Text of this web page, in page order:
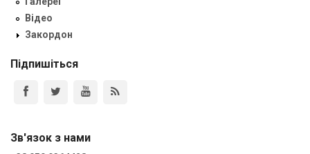
Відео
Закордон
Підпишіться
Зв'язок з нами